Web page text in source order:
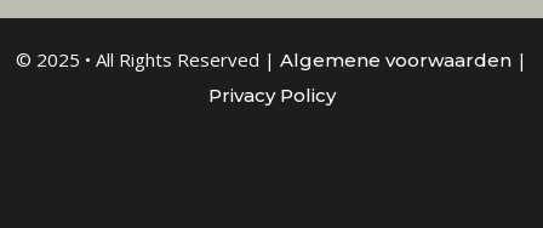
© 2025 • All Rights Reserved | Algemene voorwaarden |
Privacy Policy